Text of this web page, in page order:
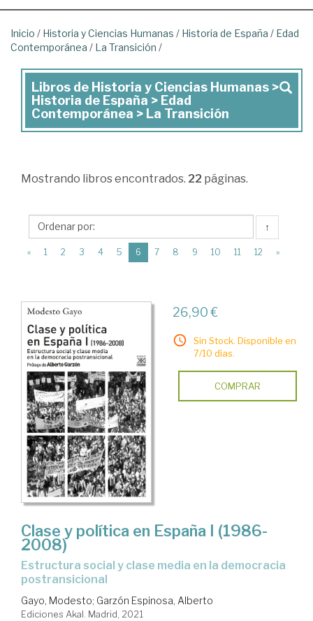
Inicio / Historia y Ciencias Humanas / Historia de España / Edad
Contemporánea / La Transición /
Libros
de
Historia
Ciencias
>
Historia
>
Edad
Contemporánea
>
La
Transición
Libros de Historia y Ciencias Humanas >
Historia de España > Edad
Contemporánea > La Transición
Mostrando libros encontrados. 22 páginas.
↑
« 1 2 3 4 5 6 (current)
7 8 9 10 11 12 »
26,90 €
Sin Stock. Disponible en
7/10 días.
COMPRAR
Clase y política en España I (1986-
2008)
estructura social y clase media en la democracia
postransicional
Gayo, Modesto; Garzón Espinosa, Alberto
Ediciones Akal. Madrid, 2021